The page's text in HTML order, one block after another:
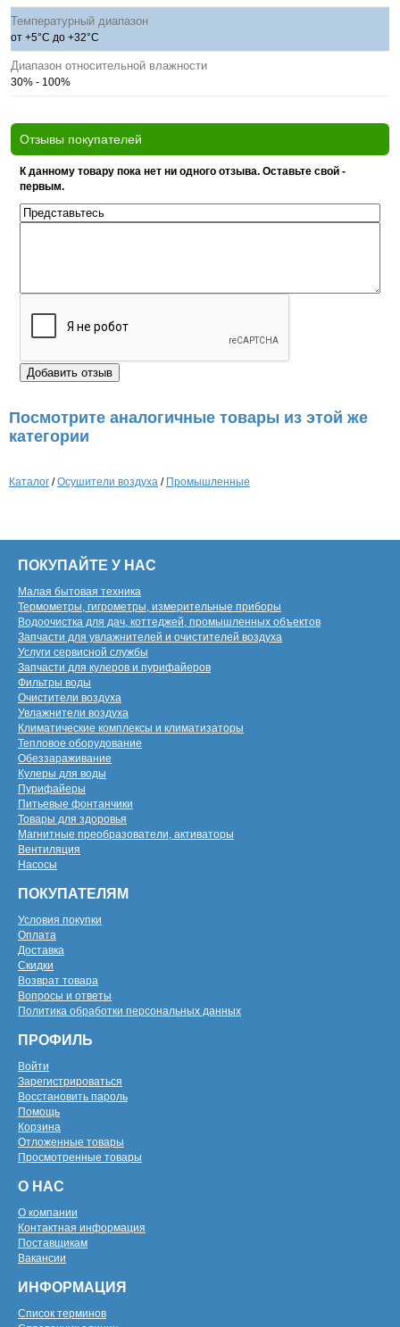
Температурный диапазон
от +5°C до +32°C
Диапазон относительной влажности
30% - 100%
Отзывы покупателей
К данному товару пока нет ни одного отзыва. Оставьте свой -
первым.
Посмотрите аналогичные товары из этой же
категории
Каталог /Осушители воздуха / Промышленные
ПОКУПАЙТЕ У НАС
Малая бытовая техника
Термометры, гигрометры, измерительные приборы
Водоочистка для дач, коттеджей, промышленных объектов
Запчасти для увлажнителей и очистителей воздуха
Услуги сервисной службы
Запчасти для кулеров и пурифайеров
Фильтры воды
Очистители воздуха
Увлажнители воздуха
Климатические комплексы и климатизаторы
Тепловое оборудование
Обеззараживание
Кулеры для воды
Пурифайеры
Питьевые фонтанчики
Товары для здоровья
Магнитные преобразователи, активаторы
Вентиляция
Насосы
ПОКУПАТЕЛЯМ
Условия покупки
Оплата
Доставка
Скидки
Возврат товара
Вопросы и ответы
Политика обработки персональных данных
ПРОФИЛЬ
Войти
Зарегистрироваться
Восстановить пароль
Помощь
Корзина
Отложенные товары
Просмотренные товары
О НАС
О компании
Контактная информация
Поставщикам
Вакансии
ИНФОРМАЦИЯ
Список терминов